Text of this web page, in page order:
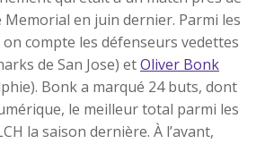
Memorial en juin dernier. Parmi les
compte les défenseurs vedettes
de San Jose) etOliver Bonk
Bonk a marqué 24 buts, dont
le meilleur total parmi les
la saison dernière. À l’avant,